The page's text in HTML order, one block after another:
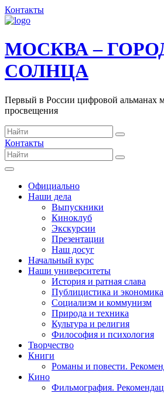
Контакты
МОСКВА –
СОЛНЦА
Первый в России цифровой альманах
просвещения
Контакты
Официально
Наши дела
Выпускники
Киноклуб
Экскурсии
Презентации
Наш досуг
Начальный курс
Наши университеты
История и ратная слава
Публицистика и экономика
Социализм и коммунизм
Природа и техника
Культура и религия
Философия и психология
Творчество
Книги
Романы и повести.
Кино
Фильмография.